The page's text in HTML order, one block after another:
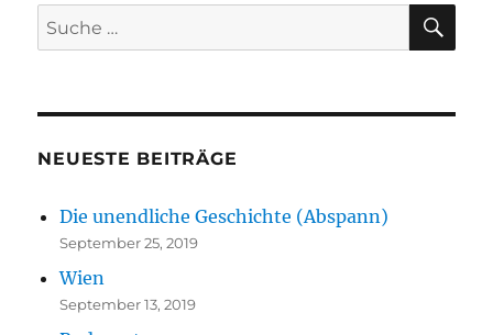
Suche
nach:
NEUESTE BEITRÄGE
Die unendliche Geschichte (Abspann)
September 25, 2019
Wien
September 13, 2019